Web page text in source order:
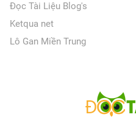
Đọc Tài Liệu Blog's
Ketqua net
Lô Gan Miền Trung